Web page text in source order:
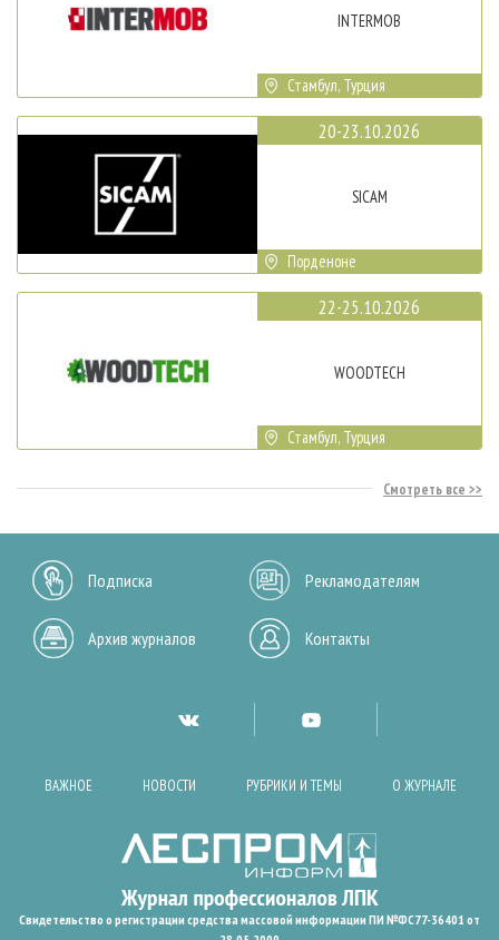
INTERMOB
Стамбул, Турция
20-23.10.2026
SICAM
Порденоне
22-25.10.2026
WOODTECH
Стамбул, Турция
Смотреть все
Подписка Рекламодателям
Архив журналов Контакты
ВАЖНОЕ НОВОСТИ РУБРИКИ И ТЕМЫ О ЖУРНАЛЕ
Свидетельство о регистрации средства массовой информации ПИ №ФС77-36401 от